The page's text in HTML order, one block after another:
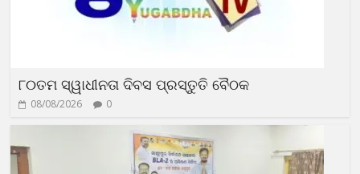
୮୦ତମ ସ୍ୱାଧୀନତା ଦିବସ ପ୍ରସ୍ତୁତି ବୈଠକ
08/08/2026 0